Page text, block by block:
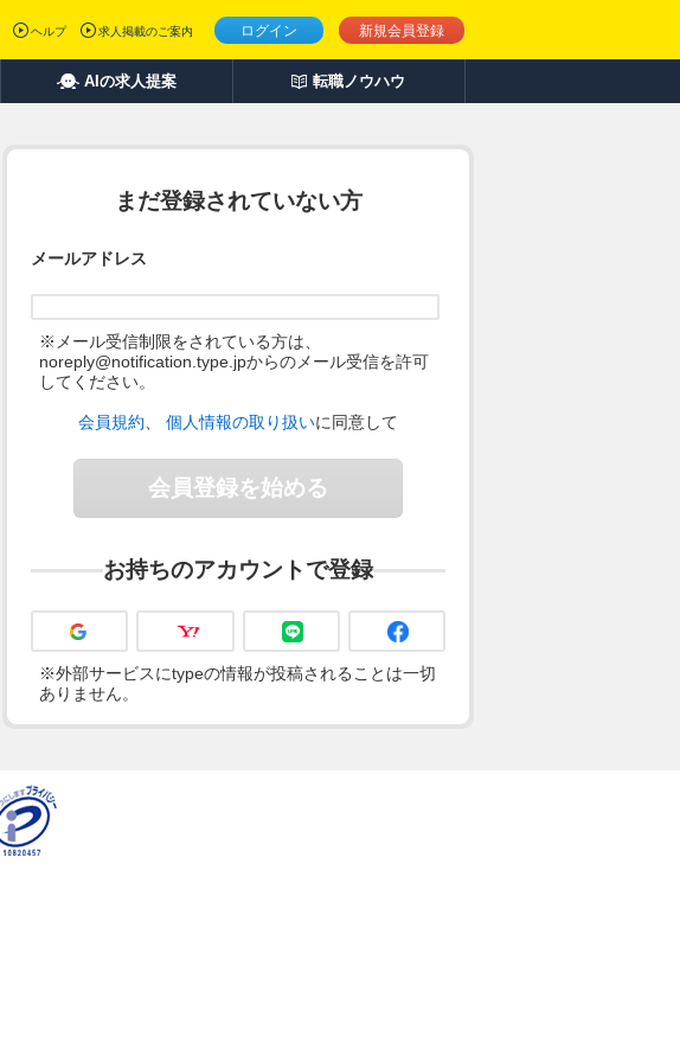
ログイン 新規会員登録
ヘルプ 求人掲載のご案内
AIの求人提案 転職ノウハウ
まだ登録されていない方
メールアドレス
※メール受信制限をされている方は、
noreply@notification.type.jpからのメール受信を許可
してください。
会員規約 個人情報の取り扱いに同意して
会員登録を始める
お持ちのアカウントで登録
※外部サービスにtypeの情報が投稿されることは一切
ありません。